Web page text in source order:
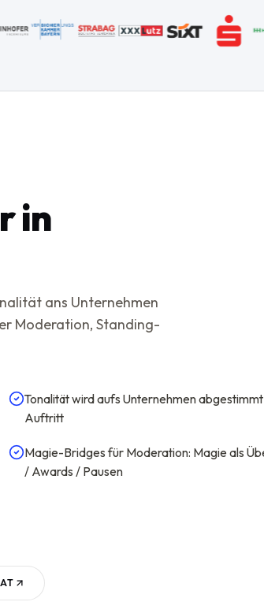
in
ans Unternehmen
Moderation, Standing-
Tonalität wird aufs Unternehmen
Auftritt
Magie-Bridges für Moderation: Magie als
/ Awards / Pausen